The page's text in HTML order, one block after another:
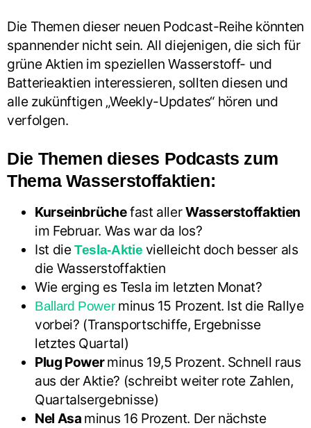
Die Themen dieser neuen Podcast-Reihe könnten
spannender nicht sein. All diejenigen, die sich für
grüne Aktien im speziellen Wasserstoff- und
Batterieaktien interessieren, sollten diesen und
alle zukünftigen „Weekly-Updates“ hören und
verfolgen.
Die Themen dieses Podcasts zum
Thema Wasserstoffaktien:
Kurseinbrüchefast allerWasserstoffaktien
im Februar. Was war da los?
Ist dieTesla-Aktie vielleicht doch besser als
die Wasserstoffaktien
Wie erging es Tesla im letzten Monat?
Ballard Powerminus 15 Prozent. Ist die Rallye
vorbei? (Transportschiffe, Ergebnisse
letztes Quartal)
Plug Powerminus 19,5 Prozent. Schnell raus
aus der Aktie? (schreibt weiter rote Zahlen,
Quartalsergebnisse)
Nel Asa minus 16 Prozent. Der nächste